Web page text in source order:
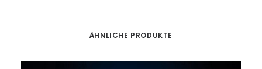
ÄHNLICHE PRODUKTE